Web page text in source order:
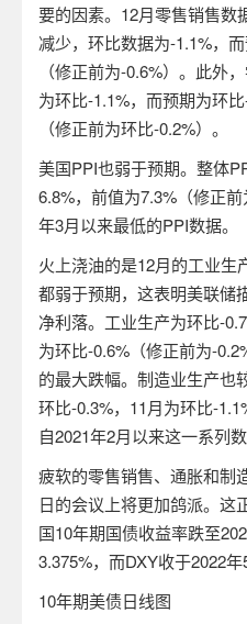
要的因素。 12月零售销售数
减少，环比数据为-1.1%，
（修正前为-0.6%）。此外
为环比-1.1%，而预期为环比
（修正前为环比-0.2%）。
美国PPI也弱于预期。整体
6.8%，前值为7.3% （修正
年3月以来最低的PPI数据。
火上浇油的是12月的工业生
都弱于预期，这表明美联储
净利落。工业生产为环比-
为环比-0.6% （修正前为-
的最大跌幅。制造业生产也
环比-0.3%， 11月为环比-
自2021年2月以来这一系列
疲软的零售销售、通胀和制
日的会议上将更加鸽派。这
国10年期国债收益率跌至
3.375%，而DXY收于2022年
10年期美债日线图